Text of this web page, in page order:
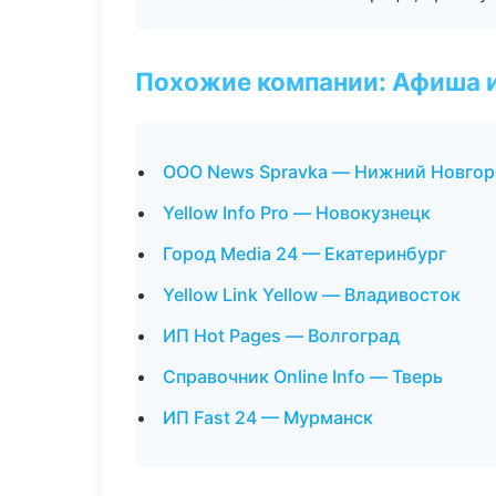
Похожие компании: Афиша
ООО News Spravka — Нижний
Yellow Info Pro — Новокузнецк
Город Media 24 — Екатеринбург
Yellow Link Yellow — Владивосток
ИП Hot Pages — Волгоград
Справочник Online Info — Тверь
ИП Fast 24 — Мурманск